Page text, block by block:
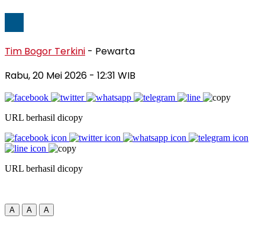
Tim Bogor Terkini - Pewarta
Rabu, 20 Mei 2026 - 12:31 WIB
URL berhasil dicopy
URL berhasil dicopy
A A A